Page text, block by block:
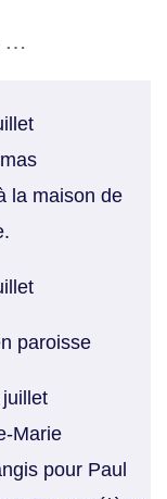
…
la maison de
paroisse
Marie
pour Paul